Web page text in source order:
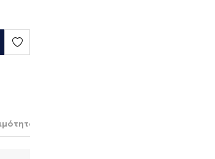
στο κατάστημα